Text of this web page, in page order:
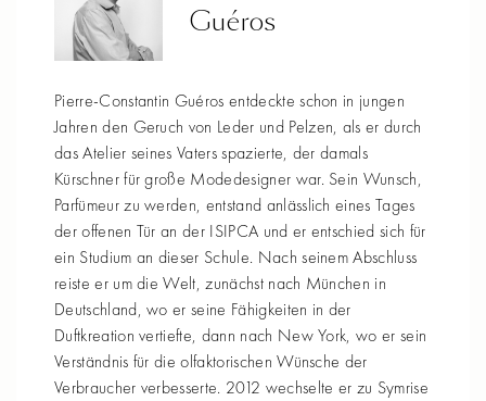
Guéros
Pierre-Constantin Guéros entdeckte schon in jungen
Jahren den Geruch von Leder und Pelzen, als er durch
das Atelier seines Vaters spazierte, der damals
Kürschner für große Modedesigner war. Sein Wunsch,
Parfümeur zu werden, entstand anlässlich eines Tages
der offenen Tür an der ISIPCA und er entschied sich für
ein Studium an dieser Schule. Nach seinem Abschluss
reiste er um die Welt, zunächst nach München in
Deutschland, wo er seine Fähigkeiten in der
Duftkreation vertiefte, dann nach New York, wo er sein
Verständnis für die olfaktorischen Wünsche der
Verbraucher verbesserte. 2012 wechselte er zu Symrise